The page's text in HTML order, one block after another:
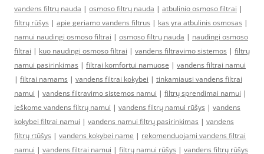
vandens filtrų nauda | osmoso filtrų nauda | atbulinio osmoso filtrai |
filtrų rūšys | apie geriamo vandens filtrus | kas yra atbulinis osmosas |
namui naudingi osmoso filtrai | osmoso filtrų nauda | naudingi osmoso
filtrai | kuo naudingi osmoso filtrai | vandens filtravimo sistemos | filtrų
namui pasirinkimas | filtrai komfortui namuose | vandens filtrai namui
| filtrai namams | vandens filtrai kokybei | tinkamiausi vandens filtrai
namui | vandens filtravimo sistemos namui | filtrų sprendimai namui |
ieškome vandens filtrų namui | vandens filtrų namui rūšys | vandens
kokybei filtrai namui | vandens namui filtrų pasirinkimas | vandens
filtrų rtūšys | vandens kokybei name | rekomenduojami vandens filtrai
namui | vandens filtrai namui | filtrų namui rūšys | vandens filtrų rūšys